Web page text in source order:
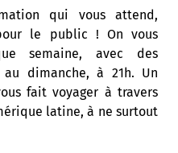
qui vous attend,
le public ! On vous
semaine, avec des
dimanche, à 21h. Un
fait voyager à travers
latine, à ne surtout